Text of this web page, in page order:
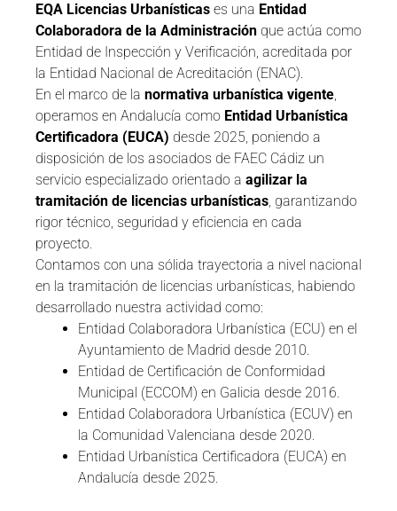
EQA Licencias Urbanísticas es una Entidad
Colaboradora de la Administración que actúa como
Entidad de Inspección y Verificación, acreditada por
la Entidad Nacional de Acreditación (ENAC).
En el marco de la normativa urbanística vigente,
operamos en Andalucía como Entidad Urbanística
Certificadora (EUCA) desde 2025, poniendo a
disposición de los asociados de FAEC Cádiz un
servicio especializado orientado a agilizar la
tramitación de licencias urbanísticas, garantizando
rigor técnico, seguridad y eficiencia en cada
proyecto.
Contamos con una sólida trayectoria a nivel nacional
en la tramitación de licencias urbanísticas, habiendo
desarrollado nuestra actividad como:
Entidad Colaboradora Urbanística (ECU) en el
Ayuntamiento de Madrid desde 2010.
Entidad de Certificación de Conformidad
Municipal (ECCOM) en Galicia desde 2016.
Entidad Colaboradora Urbanística (ECUV) en
la Comunidad Valenciana desde 2020.
Entidad Urbanística Certificadora (EUCA) en
Andalucía desde 2025.